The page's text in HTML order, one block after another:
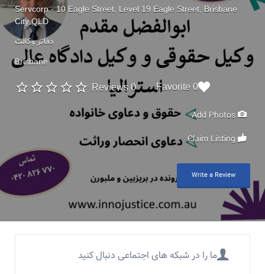
Servcorp - 10 Eagle Street, Level 19 Eagle Street, Brisbane
City QLD
دفاتر وکالت
Brisbane
0 Reviews 0 Favorite
Write a Review
ما را در شبکه های اجتماعی دنبال کنید